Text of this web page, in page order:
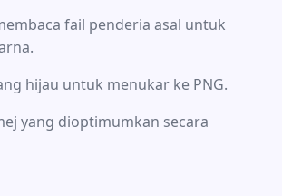
fail penderia asal untuk
hijau untuk menukar ke PNG.
yang dioptimumkan secara